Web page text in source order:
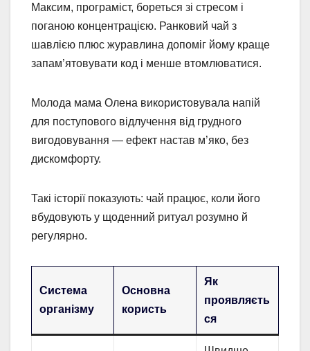
Максим, програміст, бореться зі стресом і
поганою концентрацією. Ранковий чай з
шавлією плюс журавлина допоміг йому краще
запам’ятовувати код і менше втомлюватися.
Молода мама Олена використовувала напій
для поступового відлучення від грудного
вигодовування — ефект настав м’яко, без
дискомфорту.
Такі історії показують: чай працює, коли його
вбудовують у щоденний ритуал розумно й
регулярно.
Система
організму
Основна
користь
Як
проявляєть
ся